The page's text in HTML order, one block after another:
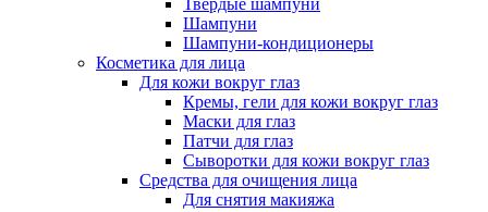
Твердые шампуни
Шампуни
Шампуни-кондиционеры
Косметика для лица
Для кожи вокруг глаз
Кремы, гели для кожи вокруг глаз
Маски для глаз
Патчи для глаз
Сыворотки для кожи вокруг глаз
Средства для очищения лица
Для снятия макияжа